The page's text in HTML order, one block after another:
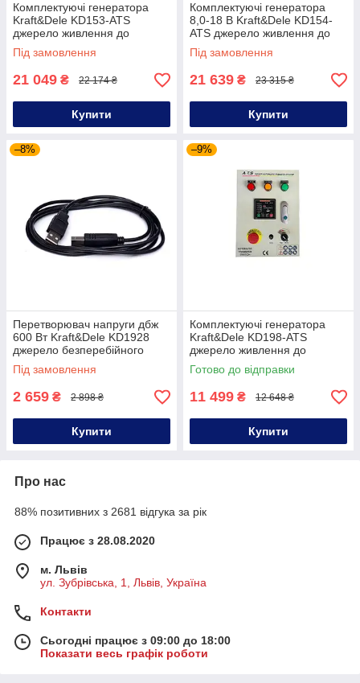
Комплектуючі генератора
Kraft&Dele KD153-ATS
джерело живлення до
генератора
Під замовлення
21 049 ₴ 22 174 ₴
Купити
Комплектуючі генератора
8,0-18 В Kraft&Dele KD154-
ATS джерело живлення до
генератора
Під замовлення
21 639 ₴ 23 315 ₴
Купити
–8%
Перетворювач напруги дбж
600 Вт Kraft&Dele KD1928
джерело безперебійного
живлення для дому
Під замовлення
2 659 ₴ 2 898 ₴
Купити
–9%
Комплектуючі генератора
Kraft&Dele KD198-ATS
джерело живлення до
генератора
Готово до відправки
11 499 ₴ 12 648 ₴
Купити
Про нас
88% позитивних з 2681 відгука за рік
Працює з 28.08.2020
м. Львів
ул. Зубрівська, 1, Львів, Україна
Контакти
Сьогодні працює з 09:00 до 18:00
Показати весь графік роботи